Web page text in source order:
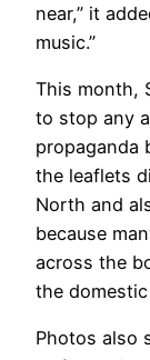
near,” it
music.”
This month,
to stop any
propaganda
the ​leaflets
North and
because
across the
the
Photos also